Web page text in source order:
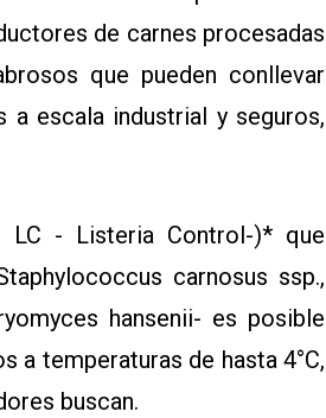
de carnes procesadas
que pueden conllevar
escala industrial y seguros,
- Listeria Control-)* que
carnosus ssp.,
hansenii- es posible
a temperaturas de hasta 4°C,
buscan.